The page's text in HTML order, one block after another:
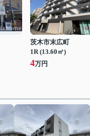
茨木市末広町
1R (13.60㎡)
4万円